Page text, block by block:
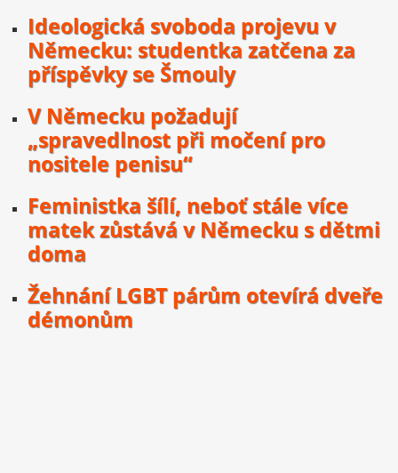
Ideologická svoboda projevu v
Německu: studentka zatčena za
příspěvky se Šmouly
V Německu požadují
„spravedlnost při močení pro
nositele penisu“
Feministka šílí, neboť stále více
matek zůstává v Německu s dětmi
doma
Žehnání LGBT párům otevírá dveře
démonům